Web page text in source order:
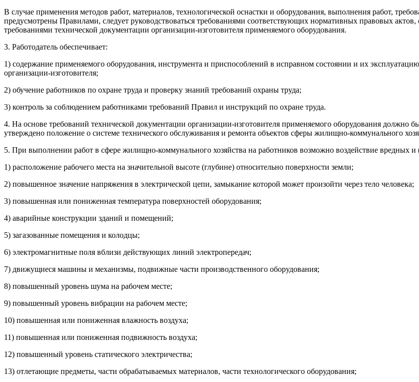
В случае применения методов работ, материалов, технологической оснастки и оборудования, выполнения работ,
предусмотрены Правилами, следует руководствоваться требованиями соответствующих нормативных правовых
требованиями технической документации организации-изготовителя применяемого оборудования.
3. Работодатель обеспечивает:
1) содержание применяемого оборудования, инструмента и приспособлений в исправном состоянии и их
организации-изготовителя;
2) обучение работников по охране труда и проверку знаний требований охраны труда;
3) контроль за соблюдением работниками требований Правил и инструкций по охране труда.
4. На основе требований технической документации организации-изготовителя применяемого оборудования должно
утверждено положение о системе технического обслуживания и ремонта объектов сферы жилищно-коммунального
5. При выполнении работ в сфере жилищно-коммунального хозяйства на работников возможно воздействие вредных
1) расположение рабочего места на значительной высоте (глубине) относительно поверхности земли;
2) повышенное значение напряжения в электрической цепи, замыкание которой может произойти через тело человека;
3) повышенная или пониженная температура поверхностей оборудования;
4) аварийные конструкции зданий и помещений;
5) загазованные помещения и колодцы;
6) электромагнитные поля вблизи действующих линий электропередач;
7) движущиеся машины и механизмы, подвижные части производственного оборудования;
8) повышенный уровень шума на рабочем месте;
9) повышенный уровень вибрации на рабочем месте;
10) повышенная или пониженная влажность воздуха;
11) повышенная или пониженная подвижность воздуха;
12) повышенный уровень статического электричества;
13) отлетающие предметы, части обрабатываемых материалов, части технологического оборудования;